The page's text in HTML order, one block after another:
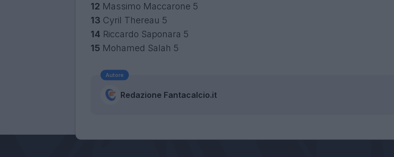
12 Massimo Maccarone 5
13 Cyril Thereau 5
14 Riccardo Saponara 5
15 Mohamed Salah 5
Autore
Redazione Fantacalcio.it